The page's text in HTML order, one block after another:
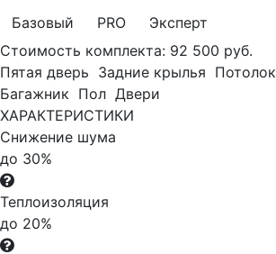
Базовый PRO
Эксперт
Стоимость комплекта: 92 500 руб.
Пятая дверь Задние крылья Потолок
Багажник Пол Двери
ХАРАКТЕРИСТИКИ
Снижение шума
до 30%
Теплоизоляция
до 20%